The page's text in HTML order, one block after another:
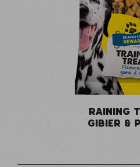
RAINING
GIBIER &